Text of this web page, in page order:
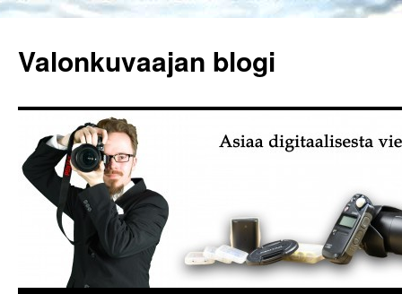
Valonkuvaajan blogi